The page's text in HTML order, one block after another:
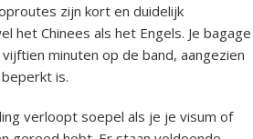
zijn kort en duidelijk
het Chinees als het Engels. Je bagage
minuten op de band, aangezien
is.
verloopt soepel als je je visum of